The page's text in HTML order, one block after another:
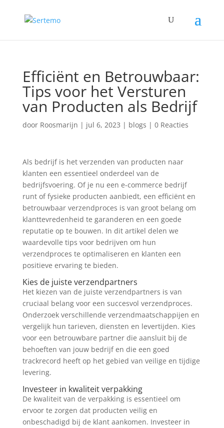
Efficiënt en Betrouwbaar:
Tips voor het Versturen
van Producten als Bedrijf
door Roosmarijn | jul 6, 2023 | blogs | 0 Reacties
Als bedrijf is het verzenden van producten naar
klanten een essentieel onderdeel van de
bedrijfsvoering. Of je nu een e-commerce bedrijf
runt of fysieke producten aanbiedt, een efficiënt en
betrouwbaar verzendproces is van groot belang om
klanttevredenheid te garanderen en een goede
reputatie op te bouwen. In dit artikel delen we
waardevolle tips voor bedrijven om hun
verzendproces te optimaliseren en klanten een
positieve ervaring te bieden.
Kies de juiste verzendpartners
Het kiezen van de juiste verzendpartners is van
cruciaal belang voor een succesvol verzendproces.
Onderzoek verschillende verzendmaatschappijen en
vergelijk hun tarieven, diensten en levertijden. Kies
voor een betrouwbare partner die aansluit bij de
behoeften van jouw bedrijf en die een goed
trackrecord heeft op het gebied van veilige en tijdige
levering.
Investeer in kwaliteit verpakking
De kwaliteit van de verpakking is essentieel om
ervoor te zorgen dat producten veilig en
onbeschadigd bij de klant aankomen. Investeer in